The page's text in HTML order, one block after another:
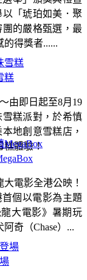
糕
由即日起至8月19
雪糕派對，於希慎
地創意雪糕店，
糕體驗！
「琥珀如美．聚
的嚴格甄選，最
得獎者......
電影全港公映！
首個以電影為主題
大電影》暑期玩
奇（Chase）...